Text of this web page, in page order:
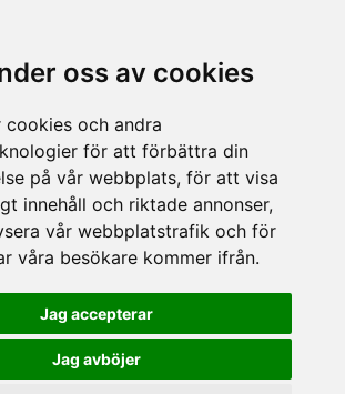
oss av cookies
cookies och andra
för att förbättra din
på vår webbplats, för att visa
innehåll och riktade annonser,
vår webbplatstrafik och för
våra besökare kommer ifrån.
Jag accepterar
Jag avböjer